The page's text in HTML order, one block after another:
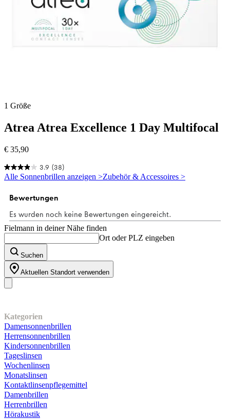
1 Größe
Atrea Atrea Excellence 1 Day Multifocal
€ 35,90
3.9 (38)
3.9
von
Sternen.
Bewertungen
Alle Sonnenbrillen anzeigen >Zubehör & Accessoires >
Fielmann in deiner Nähe finden
Ort oder PLZ eingeben
Suchen
Aktuellen Standort verwenden
Kategorien
Damensonnenbrillen
Herrensonnenbrillen
Kindersonnenbrillen
Tageslinsen
Wochenlinsen
Monatslinsen
Kontaktlinsenpflegemittel
Damenbrillen
Herrenbrillen
Hörakustik